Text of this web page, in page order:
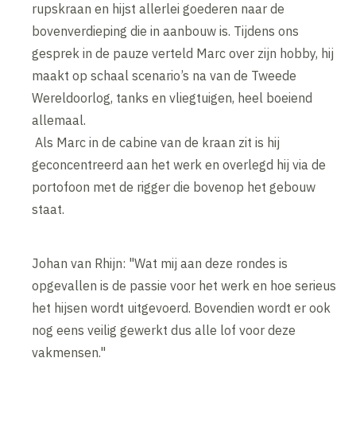
rupskraan en hijst allerlei goederen naar de
bovenverdieping die in aanbouw is. Tijdens ons
gesprek in de pauze verteld Marc over zijn hobby, hij
maakt op schaal scenario’s na van de Tweede
Wereldoorlog, tanks en vliegtuigen, heel boeiend
allemaal.
Als Marc in de cabine van de kraan zit is hij
geconcentreerd aan het werk en overlegd hij via de
portofoon met de rigger die bovenop het gebouw
staat.
Johan van Rhijn: "Wat mij aan deze rondes is
opgevallen is de passie voor het werk en hoe serieus
het hijsen wordt uitgevoerd. Bovendien wordt er ook
nog eens veilig gewerkt dus alle lof voor deze
vakmensen."